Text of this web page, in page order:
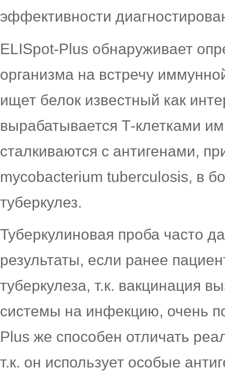
эффективности
ELISpot-Plus обнаруживает
организма на встречу
ищет белок известный как
вырабатывается Т-клетками
сталкиваются с антигенами,
mycobacterium tuberculosis, в
туберкулез.
Туберкулиновая проба часто
результаты, если ранее
туберкулеза, т.к. вакцинация
системы на инфекцию, очень
Plus же способен отличать
т.к. он использует особые